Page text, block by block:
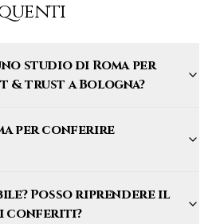
studio di Roma per
& trust a Bologna?
per conferire
Posso riprendere il
conferiti?